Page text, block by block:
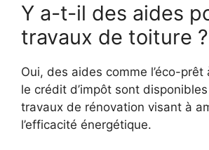
Y a-t-il des aides
travaux de toiture ?
Oui, des aides comme l’éco-
le crédit d’impôt sont
travaux de rénovation visant à
l’efficacité énergétique.